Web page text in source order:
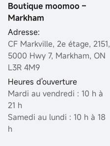
Boutique moomoo –
Markham
Adresse:
CF Markville, 2e étage, 2151,
5000 Hwy 7, Markham, ON
L3R 4M9
Heures d'ouverture
Mardi au vendredi : 10 h à
21 h
Samedi au lundi : 10 h à 18
h